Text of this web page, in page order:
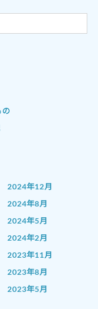
の
2024年12月
2024年8月
2024年5月
2024年2月
2023年11月
2023年8月
2023年5月